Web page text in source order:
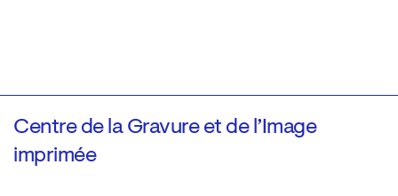
Centre de la Gravure et de l’Image
imprimée